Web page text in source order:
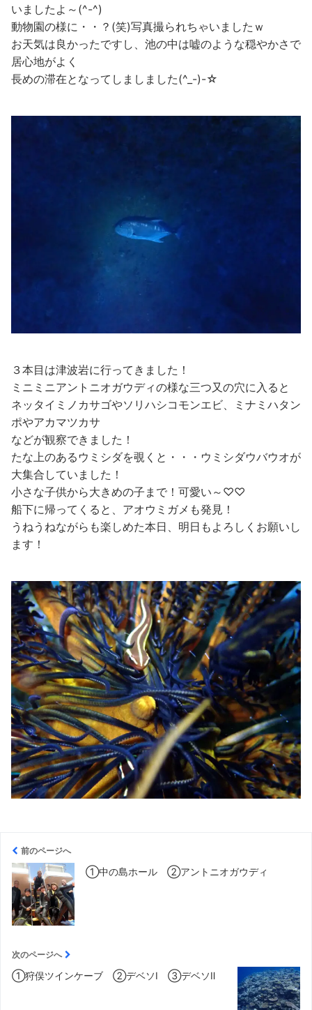
いましたよ～(^-^)
動物園の様に・・？(笑)写真撮られちゃいましたｗ
お天気は良かったですし、池の中は嘘のような穏やかさで
居心地がよく
長めの滞在となってしましました(^_-)-☆
３本目は津波岩に行ってきました！
ミニミニアントニオガウディの様な三つ又の穴に入ると
ネッタイミノカサゴやソリハシコモンエビ、ミナミハタン
ポやアカマツカサ
などが観察できました！
たな上のあるウミシダを覗くと・・・ウミシダウバウオが
大集合していました！
小さな子供から大きめの子まで！可愛い～♡♡
船下に帰ってくると、アオウミガメも発見！
うねうねながらも楽しめた本日、明日もよろしくお願いし
ます！
前のページへ
①中の島ホール ②アントニオガウディ
次のページへ
①狩俣ツインケーブ ②デベソⅠ ③デベソⅡ